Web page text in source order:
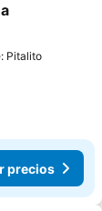
Pitalito
precios